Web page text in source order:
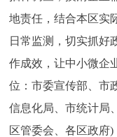
地责任，结合本区实
日常监测，切实抓好
作成效，让中小微企
位：市委宣传部、市
信息化局、市统计局
区管委会、各区政府)